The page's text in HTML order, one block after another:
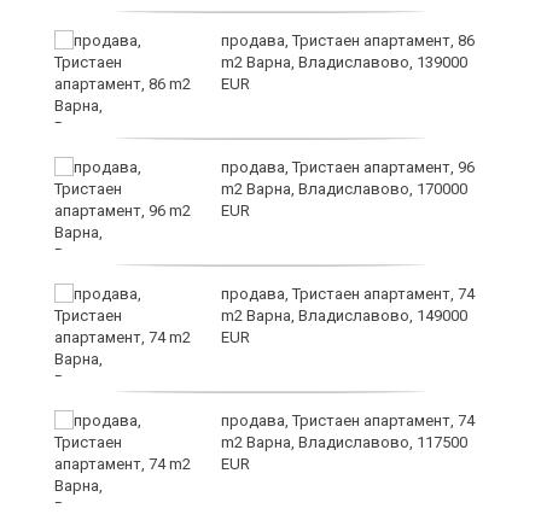
продава, Тристаен апартамент, 86
m2 Варна, Владиславово, 139000
EUR
продава, Тристаен апартамент, 96
m2 Варна, Владиславово, 170000
EUR
продава, Тристаен апартамент, 74
m2 Варна, Владиславово, 149000
EUR
продава, Тристаен апартамент, 74
m2 Варна, Владиславово, 117500
EUR